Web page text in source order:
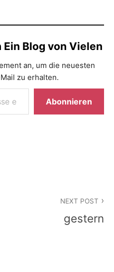
Blog von Vielen
an, um die neuesten
zu erhalten.
Abonnieren
NEXT POST
gestern